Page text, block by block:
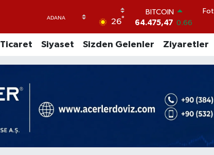
26°
DOLAR
47,5971 0.05
EURO
55,1336 0.18
64,2534 0.22
BİST100
13.703 0
BITCOIN
Ticaret Siyaset Sizden Gelenler Ziyaretler